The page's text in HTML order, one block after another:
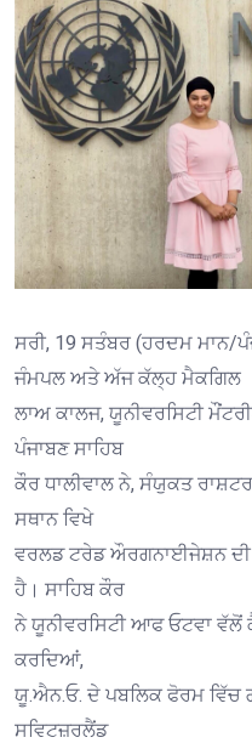
ਸਰੀ, 19 ਸਤੰਬਰ (ਹਰਦਮ ਮਾਨ/
ਜੰਮਪਲ ਅਤੇ ਅੱਜ ਕੱਲ੍ਹ ਮੈਕਗਿਲ
ਲਾਅ ਕਾਲਜ, ਯੂਨੀਵਰਸਿਟੀ
ਪੰਜਾਬਣ ਸਾਹਿਬ
ਕੌਰ ਧਾਲੀਵਾਲ ਨੇ, ਸੰਯੁਕਤ
ਸਥਾਨ ਵਿਖੇ
ਵਰਲਡ ਟਰੇਡ ਔਰਗਨਾਈਜੇਸ਼ਨ ਦੀ
ਹੈ। ਸਾਹਿਬ ਕੌਰ
ਨੇ ਯੂਨੀਵਰਸਿਟੀ ਆਫ ਓਟਵਾ ਵੱਲੋਂ
ਕਰਦਿਆਂ,
ਯੂ.ਐਨ.ਓ. ਦੇ ਪਬਲਿਕ ਫੋਰਮ ਵਿੱਚ
ਸਵਿਟਜ਼ਰਲੈਂਡ